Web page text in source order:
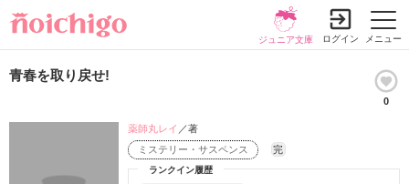
メニュー
ジュニア文庫 ログイン
青春を取り戻せ!
0
ランクイン履歴
ミステリー・サスペンス 完
薬師丸レイ ／著